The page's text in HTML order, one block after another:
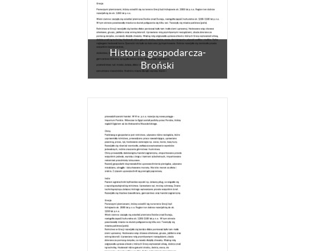
Historia gospodarcza-
Broński